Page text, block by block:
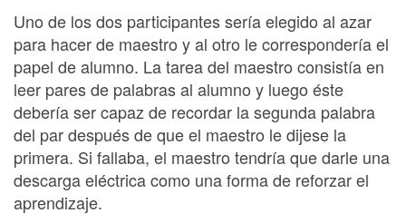
Uno de los dos participantes sería elegido al azar
para hacer de maestro y al otro le correspondería el
papel de alumno. La tarea del maestro consistía en
leer pares de palabras al alumno y luego éste
debería ser capaz de recordar la segunda palabra
del par después de que el maestro le dijese la
primera. Si fallaba, el maestro tendría que darle una
descarga eléctrica como una forma de reforzar el
aprendizaje.